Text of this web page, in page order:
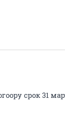
срок 31